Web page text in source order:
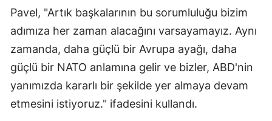
Muş
Nevşehir
Niğde
Ordu
Pavel, "Artık başkalarının bu sorumluluğu bizim
adımıza her zaman alacağını varsayamayız. Aynı
zamanda, daha güçlü bir Avrupa ayağı, daha
güçlü bir NATO anlamına gelir ve bizler, ABD'nin
yanımızda kararlı bir şekilde yer almaya devam
etmesini istiyoruz." ifadesini kullandı.